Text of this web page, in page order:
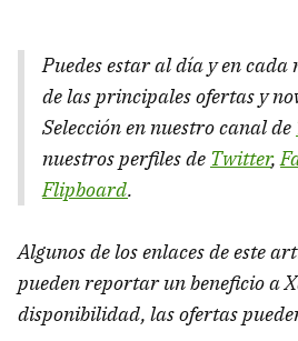
Puedes estar al día y en
de las principales ofertas y
Selección en nuestro canal de
nuestros perfiles de Twitter,
Flipboard.
Algunos de los enlaces de este
pueden reportar un beneficio a
disponibilidad, las ofertas